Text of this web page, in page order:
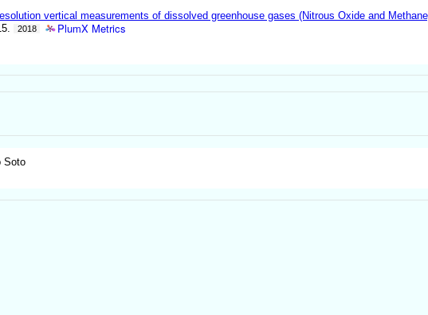
vertical measurements of dissolved greenhouse gases (Nitrous Oxide and
2018 PlumX Metrics
Soto